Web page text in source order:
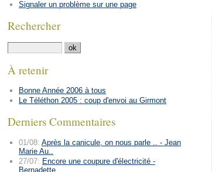
Signaler un problème sur une page
Rechercher
À retenir
Bonne Année 2006 à tous
Le Téléthon 2005 : coup d'envoi au Girmont
Derniers Commentaires
01/08: Après la canicule, on nous parle .. - Jean
Marie Au..
27/07: Encore une coupure d'électricité -
Bernadette